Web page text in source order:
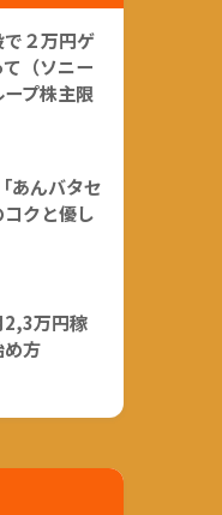
２万円ゲ
（ソニー
プ株主限
あんバタセ
クと優し
2,3万円稼
め方